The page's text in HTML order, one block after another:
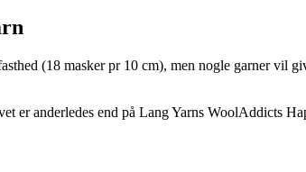
(18 masker pr 10 cm), men nogle garner vil
er anderledes end på Lang Yarns WoolAddicts